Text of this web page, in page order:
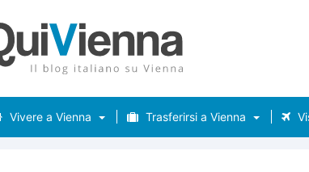
Vivere a Vienna Trasferirsi a Vienna